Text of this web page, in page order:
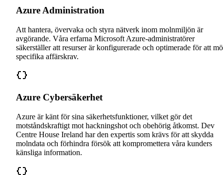
Azure Administration
Att hantera, övervaka och styra nätverk inom molnmiljön är
avgörande. Våra erfarna Microsoft Azure-administratörer
säkerställer att resurser är konfigurerade och optimerade för att
specifika affärskrav.
Azure Cybersäkerhet
Azure är känt för sina säkerhetsfunktioner, vilket gör det
motståndskraftigt mot hackningshot och obehörig åtkomst. Dev
Centre House Ireland har den expertis som krävs för att skydda
molndata och förhindra försök att kompromettera våra kunders
känsliga information.